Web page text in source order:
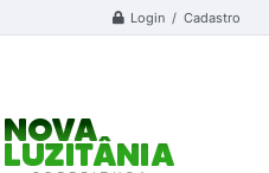
Login / Cadastro